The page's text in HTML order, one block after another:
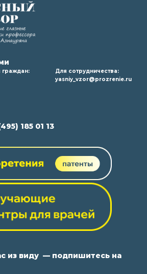
граждан:
Для сотрудничества:
yasniy_vzor@prozrenie.ru
185 01 13
из виду — подпишитесь на